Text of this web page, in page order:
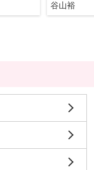
谷山裕